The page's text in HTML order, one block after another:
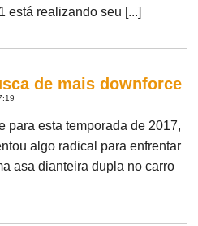
está realizando seu [...]
de mais downforce
para esta temporada de 2017,
algo radical para enfrentar
asa dianteira dupla no carro